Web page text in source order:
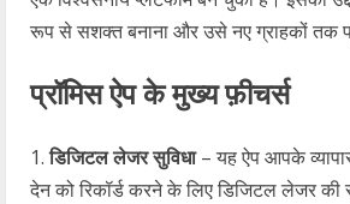
रूप से सशक्त बनाना और उसे नए ग्राहकों तक
प्रॉमिस ऐप के मुख्य फ़ीचर्स
डिजिटल लेजर सुविधा– यह ऐप आपके
देन को रिकॉर्ड करने के लिए डिजिटल लेजर की